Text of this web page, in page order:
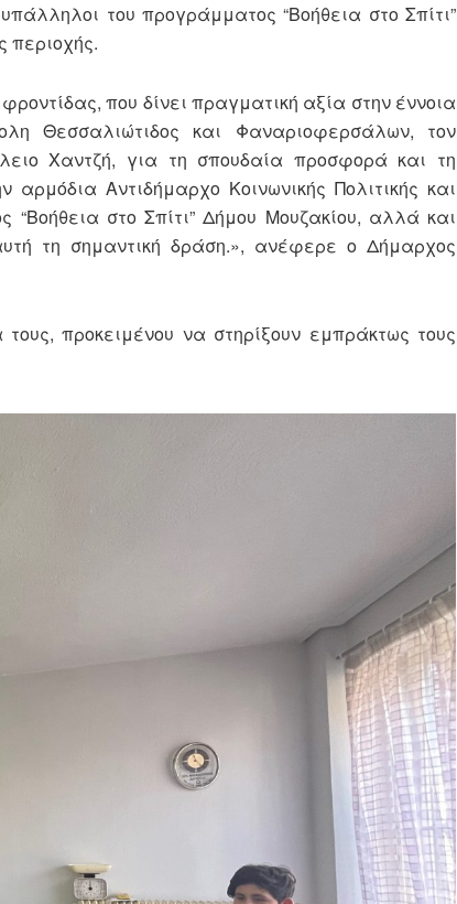
του προγράμματος “Βοήθεια στο Σπίτι”
περιοχής.
που δίνει πραγματική αξία στην έννοια
Θεσσαλιώτιδος και Φαναριοφερσάλων, τον
Χαντζή, για τη σπουδαία προσφορά και τη
Αντιδήμαρχο Κοινωνικής Πολιτικής και
στο Σπίτι” Δήμου Μουζακίου, αλλά και
τη σημαντική δράση.», ανέφερε ο Δήμαρχος
προκειμένου να στηρίξουν εμπράκτως τους